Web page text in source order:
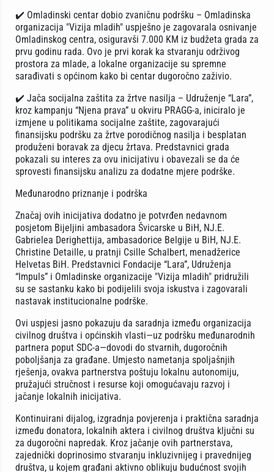
✔️ Omladinski centar dobio zvaničnu podršku – Omladinska
organizacija "Vizija mladih" uspješno je zagovarala osnivanje
Omladinskog centra, osiguravši 7.000 KM iz budžeta grada za
prvu godinu rada. Ovo je prvi korak ka stvaranju održivog
prostora za mlade, a lokalne organizacije su spremne
sarađivati s općinom kako bi centar dugoročno zaživio.
✔️ Jača socijalna zaštita za žrtve nasilja – Udruženje “Lara”,
kroz kampanju “Njena prava” u okviru PRAGG-a, iniciralo je
izmjene u politikama socijalne zaštite, zagovarajući
finansijsku podršku za žrtve porodičnog nasilja i besplatan
produženi boravak za djecu žrtava. Predstavnici grada
pokazali su interes za ovu inicijativu i obavezali se da će
sprovesti finansijsku analizu za dodatne mjere podrške.
Međunarodno priznanje i podrška
Značaj ovih inicijativa dodatno je potvrđen nedavnom
posjetom Bijeljini ambasadora Švicarske u BiH, NJ.E.
Gabrielea Derighettija, ambasadorice Belgije u BiH, NJ.E.
Christine Detaille, u pratnji Csille Schalbert, menadžerice
Helvetas BiH. Predstavnici Fondacije “Lara”, Udruženja
“Impuls” i Omladinske organizacije "Vizija mladih" pridružili
su se sastanku kako bi podijelili svoja iskustva i zagovarali
nastavak institucionalne podrške.
Ovi uspjesi jasno pokazuju da saradnja između organizacija
civilnog društva i općinskih vlasti—uz podršku međunarodnih
partnera poput SDC-a—dovodi do stvarnih, dugoročnih
poboljšanja za građane. Umjesto nametanja spoljašnjih
rješenja, ovakva partnerstva poštuju lokalnu autonomiju,
pružajući stručnost i resurse koji omogućavaju razvoj i
jačanje lokalnih inicijativa.
Kontinuirani dijalog, izgradnja povjerenja i praktična saradnja
između donatora, lokalnih aktera i civilnog društva ključni su
za dugoročni napredak. Kroz jačanje ovih partnerstava,
zajednički doprinosimo stvaranju inkluzivnijeg i pravednijeg
društva, u kojem građani aktivno oblikuju budućnost svojih